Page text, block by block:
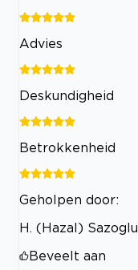
Advies
Deskundigheid
Betrokkenheid
Geholpen door:
H. (Hazal) Sazoglu
Beveelt aan